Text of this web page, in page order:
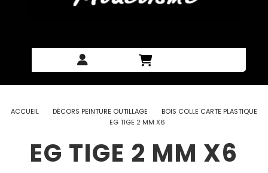
ACCUEIL DÉCORS PEINTURE OUTILLAGE
BOIS COLLE CARTE PLASTIQUE
EG TIGE 2 MM X6
EG TIGE 2 MM X6